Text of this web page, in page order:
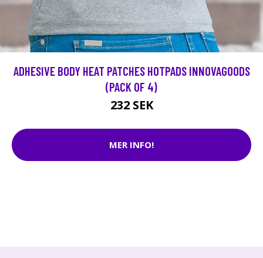
ADHESIVE BODY HEAT PATCHES HOTPADS INNOVAGOODS
(PACK OF 4)
232 SEK
MER INFO!